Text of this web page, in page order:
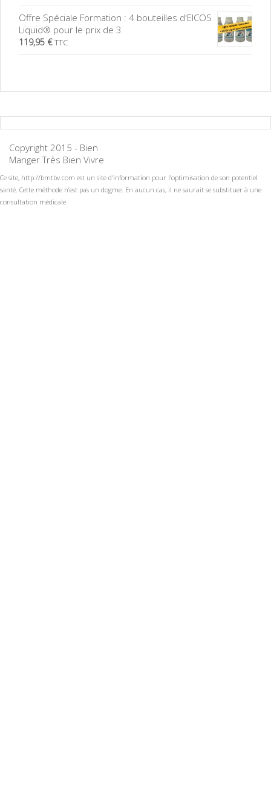
Offre Spéciale Formation : 4 bouteilles d'EICOS
Liquid® pour le prix de 3
119,95 € TTC
Copyright 2015 - Bien
Manger Très Bien Vivre
Ce site, http://bmtbv.com est un site d’information pour l’optimisation de son potentiel
santé. Cette méthode n’est pas un dogme. En aucun cas, il ne saurait se substituer à une
consultation médicale